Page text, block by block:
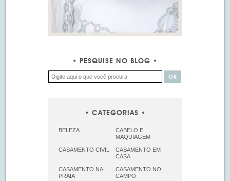
PESQUISE NO BLOG
CATEGORIAS
BELEZA
CABELO E
MAQUIAGEM
CASAMENTO CIVIL
CASAMENTO EM
CASA
CASAMENTO NA
PRAIA
CASAMENTO NO
CAMPO